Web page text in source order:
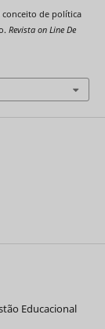
conceito de política
Revista on Line De
Educacional